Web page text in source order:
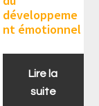
développeme
nt émotionnel
Lire la
suite